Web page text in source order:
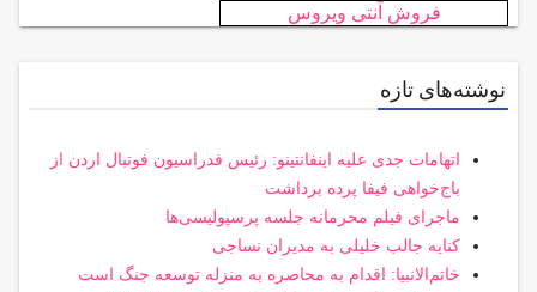
فروش آنتی ویروس
نوشته‌های تازه
اتهامات جدی علیه اینفانتینو: رئیس فدراسیون فوتبال اردن از
باج‌خواهی فیفا پرده برداشت
ماجرای فیلم محرمانه جلسه پرسپولیسی‌ها
کنایه جالب خلیلی به مدیران نساجی
خاتم‌الانبیا: اقدام به محاصره به منزله توسعه جنگ است